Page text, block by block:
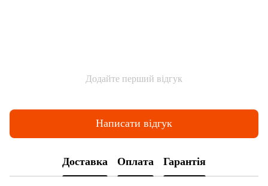
Додайте перший відгук
Написати відгук
Доставка Оплата Гарантія